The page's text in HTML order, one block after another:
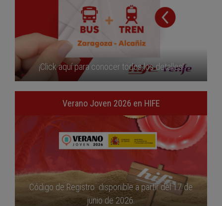
¡Click aquí para conocer todos los detalles!
Verano Joven 2026 en HIFE
Código de Registro disponible a partir del 17 de
junio de 2026.